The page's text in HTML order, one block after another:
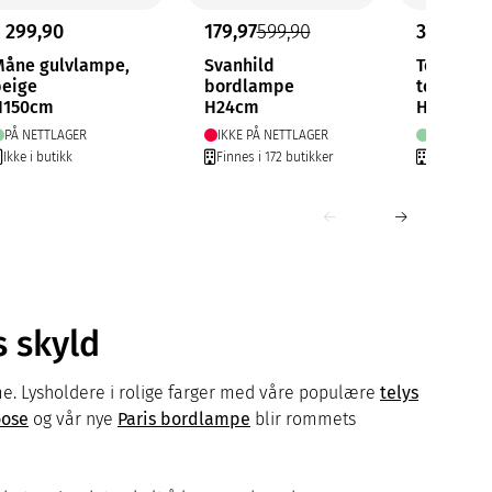
299,90
gulvlampe,
PÅ NETTLAGER
Ikke i butikk
179,97599,90
Svanhild
bordlampe
H24cm
IKKE PÅ NETTLAGER
Finnes i 172 butikker
349,90
Tokyo
touch
H26cm,
skyld
Lysholdere i rolige farger med våre populære telys
og vår nye Paris bordlampe blir rommets